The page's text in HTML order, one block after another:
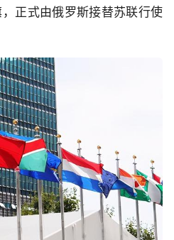
正式由俄罗斯接替苏联行使